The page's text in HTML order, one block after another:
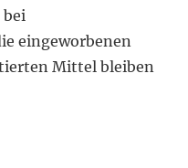
eingeworbenen
Mittel bleiben
entzogen als